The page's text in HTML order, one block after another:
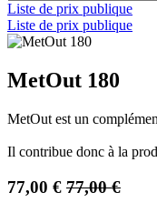
Liste de prix publique
Liste de prix publique
MetOut 180
MetOut est un
Il contribue donc à la
77,00 € 77,00€